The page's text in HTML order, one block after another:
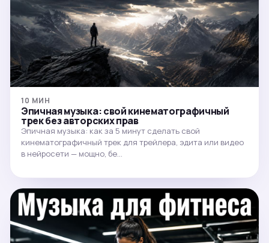
10 МИН
Эпичная музыка: свой кинематографичный
трек без авторских прав
Эпичная музыка: как за 5 минут сделать свой
кинематографичный трек для трейлера, эдита или видео
в нейросети — мощно, бе…